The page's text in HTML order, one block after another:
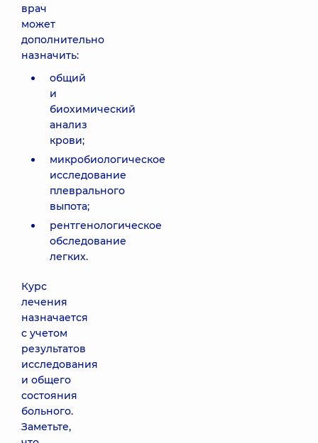
врач
может
дополнительно
назначить:
общий
и
биохимический
анализ
крови;
микробиологическое
исследование
плеврального
выпота;
рентгенологическое
обследование
легких.
Курс
лечения
назначается
с учетом
результатов
исследования
и общего
состояния
больного.
Заметьте,